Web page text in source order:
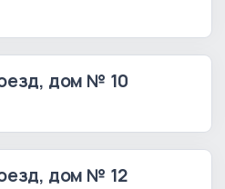
дом № 10
дом № 12